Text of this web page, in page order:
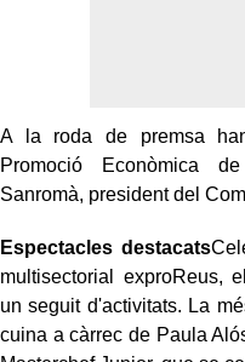
A la roda de premsa
Promoció Econòmica
Sanromà, president del
Espectacles destacats
multisectorial exproReus,
un seguit d'activitats. La
cuina a càrrec de Paula